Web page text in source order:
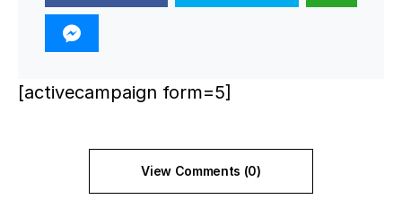
[activecampaign form=5]
View Comments (0)